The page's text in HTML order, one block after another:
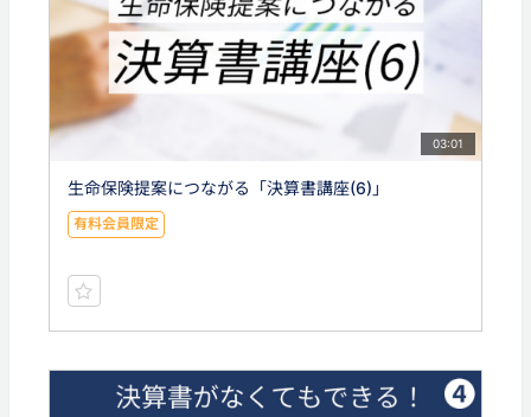
03:01
生命保険提案につながる「決算書講座(6)」
有料会員限定